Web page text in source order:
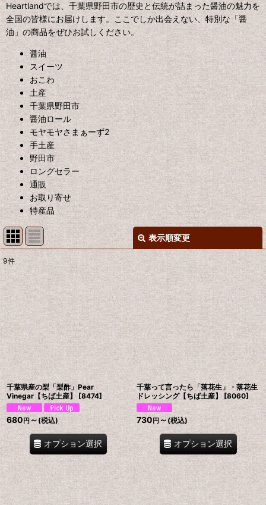
Heartlandでは、千葉県野田市の歴史と伝統が詰まった醤油の魅力を
全国の皆様にお届けします。ここでしか出会えない、特別な「醤
油」の商品をぜひお試しください。
醤油
スイーツ
おこわ
土産
千葉県野田市
醤油ロール
モヤモヤさまぁーず2
手土産
野田市
ロングセラー
通販
お取り寄せ
特産品
表示順変更
表示数:
並び順 :
絞り込む
9件
千葉県産の梨「梨酢」Pear
Vinegar【ちば土産】 [8474]
680 円 ～(税込)
オプション選択
千葉って言ったら「落花生」・落花生
ドレッシング【ちば土産】
[8060]
730 円 ～ (税込)
オプション選択